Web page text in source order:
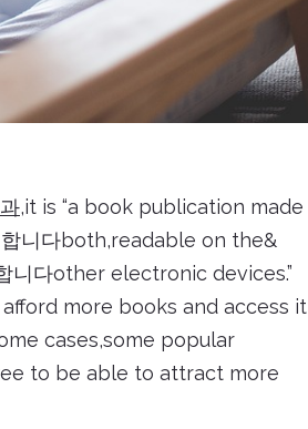
,it is “a book publication made
니다both,readable on the&
니다other electronic devices.”
more books and access it
cases,some popular
to be able to attract more